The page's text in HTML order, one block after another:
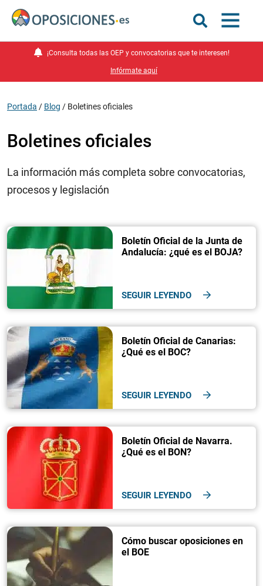
¡Consulta todas las OEP y convocatorias que te interesen!
Infórmate aquí
Portada / Blog / Boletines oficiales
Boletines oficiales
La información más completa sobre convocatorias,
procesos y legislación
Boletín Oficial de la Junta de
Andalucía: ¿qué es el BOJA?
SEGUIR LEYENDO
Boletín Oficial de Canarias:
¿Qué es el BOC?
SEGUIR LEYENDO
Boletín Oficial de Navarra.
¿Qué es el BON?
SEGUIR LEYENDO
Cómo buscar oposiciones en
el BOE